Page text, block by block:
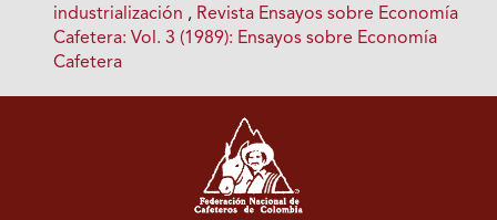
industrialización , Revista Ensayos sobre Economía
Cafetera: Vol. 3 (1989): Ensayos sobre Economía
Cafetera